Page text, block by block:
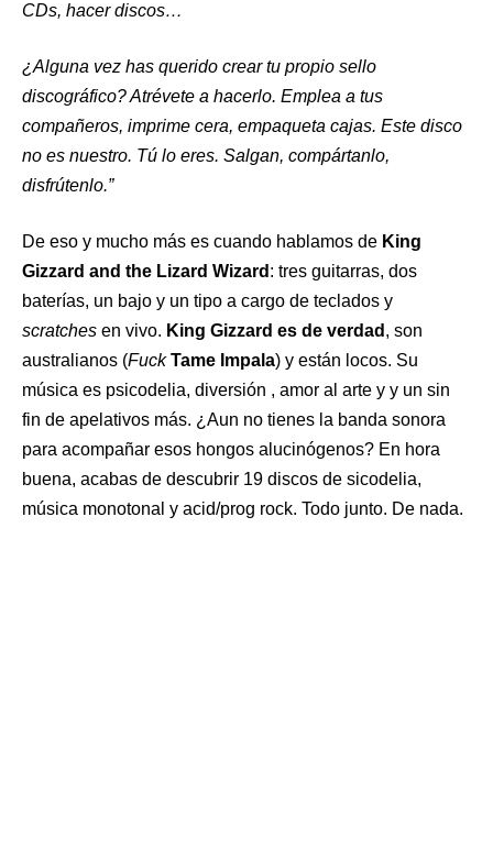
CDs, hacer discos…
¿Alguna vez has querido crear tu propio sello
discográfico? Atrévete a hacerlo. Emplea a tus
compañeros, imprime cera, empaqueta cajas. Este disco
no es nuestro. Tú lo eres. Salgan, compártanlo,
disfrútenlo.”
De eso y mucho más es cuando hablamos de King
Gizzard and the Lizard Wizard : tres guitarras, dos
baterías, un bajo y un tipo a cargo de teclados y
scratches en vivo. King Gizzard es de verdad , son
australianos (Fuck Tame Impala) y están locos. Su
música es psicodelia, diversión , amor al arte y y un sin
fin de apelativos más. ¿Aun no tienes la banda sonora
para acompañar esos hongos alucinógenos? En hora
buena, acabas de descubrir 19 discos de sicodelia,
música monotonal y acid/prog rock. Todo junto. De nada.